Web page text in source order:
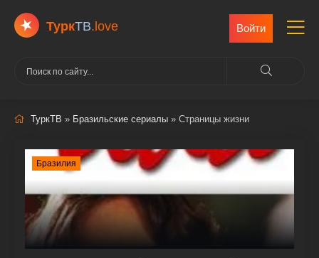
ТуркТВ.love Войти
ТуркТВ » Бразильские сериалы » Страницы жизни
Бразилия